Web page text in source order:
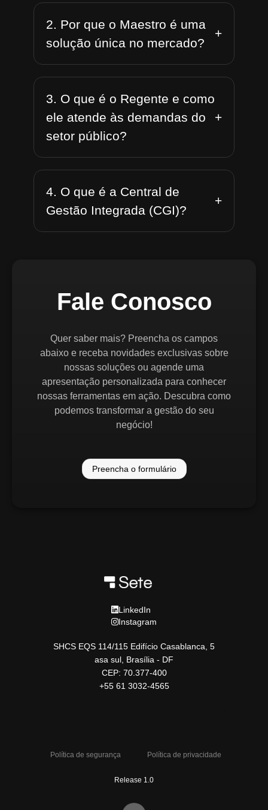
2. Por que o Maestro é uma
solução única no mercado?
+
3. O que é o Regente e como
ele atende às demandas do
setor público?
+
4. O que é a Central de
Gestão Integrada (CGI)?
+
Fale Conosco
Quer saber mais? Preencha os campos
abaixo e receba novidades exclusivas sobre
nossas soluções ou agende uma
apresentação personalizada para conhecer
nossas ferramentas em ação. Descubra como
podemos transformar a gestão do seu
negócio!
Preencha o formulário
LinkedIn
Instagram
SHCS EQS 114/115 Edifício Casablanca, 5
asa sul, Brasília - DF
CEP: 70.377-400
+55 61 3032-4565
Política de segurança Política de privacidade
Release 1.0